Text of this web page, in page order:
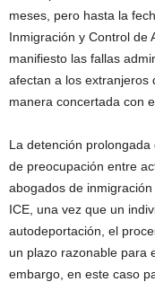
meses, pero hasta la
Inmigración y Control de
manifiesto las fallas
afectan a los extranjeros
manera concertada con
La detención
de preocupación entre
abogados de
ICE, una vez que un
autodeportación, el
un plazo razonable para
embargo, en este caso